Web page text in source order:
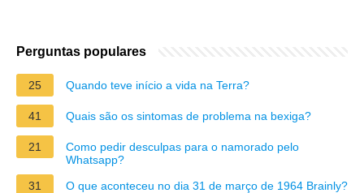
Perguntas populares
25 Quando teve início a vida na Terra?
41 Quais são os sintomas de problema na bexiga?
21
Como pedir desculpas para o namorado pelo
Whatsapp?
31
O que aconteceu no dia 31 de março de 1964 Brainly?